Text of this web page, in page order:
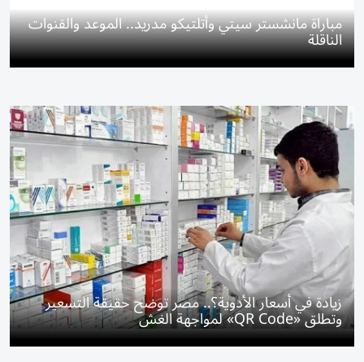
مباراة مانشستر سيتي وأتلتيكو مدريد.. الموعد والقنوات
الناقلة
زيادة في أسعار الأدوية؟.. مصر توضح حقيقة التسعير
وتطلق «QR Code» لمواجهة الغش